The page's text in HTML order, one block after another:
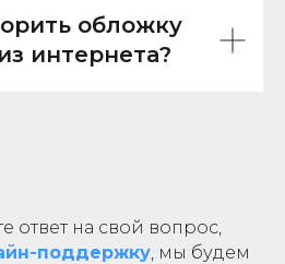
обложку
интернета?
ответ на свой вопрос,
поддержку, мы будем